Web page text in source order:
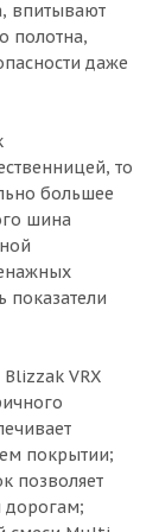
впитывают
полотна,
даже
то
большее
шина
показатели
VRX
покрытии;
позволяет
дорогам;